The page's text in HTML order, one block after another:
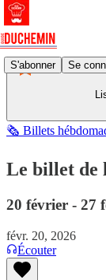
S'abonner Se
🗞️ Billets
Le billet de
20 février - 27
févr. 20, 2026
Écouter